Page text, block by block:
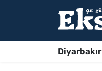
Diyarbakır